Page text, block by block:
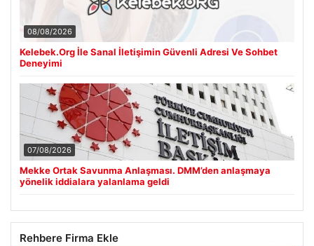
08/08/2026
Kelebek.Org İle Sanal İletişimin Güvenli Adresi Ve Sohbet
Deneyimi
07/08/2026
Mekke Ortak Savunma Anlaşması. DMM’den anlaşmaya
yönelik iddialara yalanlama geldi
Rehbere Firma Ekle